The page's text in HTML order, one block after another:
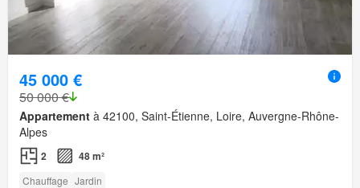
45 000 €
50 000 €
Appartement à 42100, Saint-Étienne, Loire, Auvergne-Rhône-
Alpes
2 48 m²
Chauffage Jardin